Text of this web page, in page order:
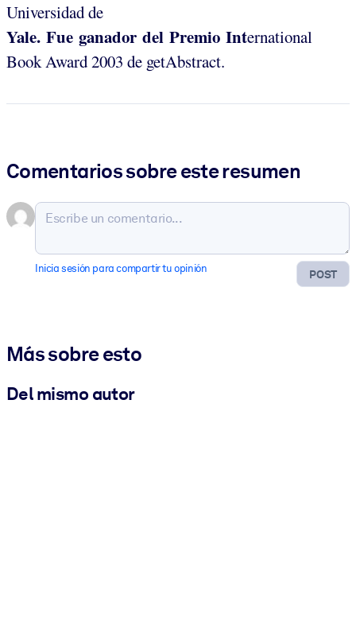
Universidad de
Yale. Fue ganador del Premio International
Book Award 2003 de getAbstract.
Comentarios sobre este resumen
POST
Inicia sesión para compartir tu opinión
Más sobre esto
Del mismo autor